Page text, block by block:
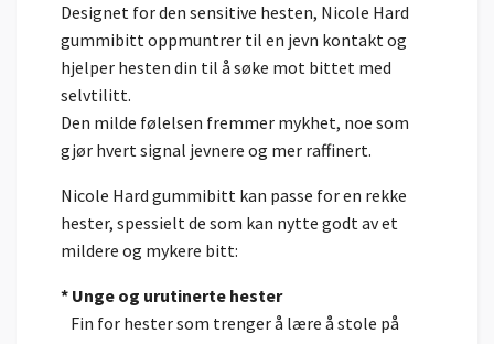
Designet for den sensitive hesten, Nicole Hard
gummibitt oppmuntrer til en jevn kontakt og
hjelper hesten din til å søke mot bittet med
selvtilitt.
Den milde følelsen fremmer mykhet, noe som
gjør hvert signal jevnere og mer raffinert.
Nicole Hard gummibitt kan passe for en rekke
hester, spessielt de som kan nytte godt av et
mildere og mykere bitt:
* Unge og urutinerte hester
Fin for hester som trenger å lære å stole på